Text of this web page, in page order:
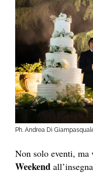
Ph. Andrea Di
Non solo eventi, ma
Weekend